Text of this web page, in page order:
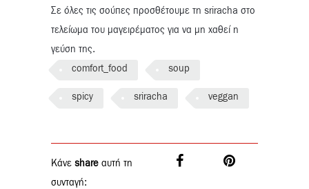
Σε όλες τις σούπες προσθέτουµε τη sriracha στο
τελείωµα του µαγειρέµατος για να µη χαθεί η
γεύση της.
comfort_food
soup
spicy sriracha veggan
Κάνε share αυτή τη
συνταγή: